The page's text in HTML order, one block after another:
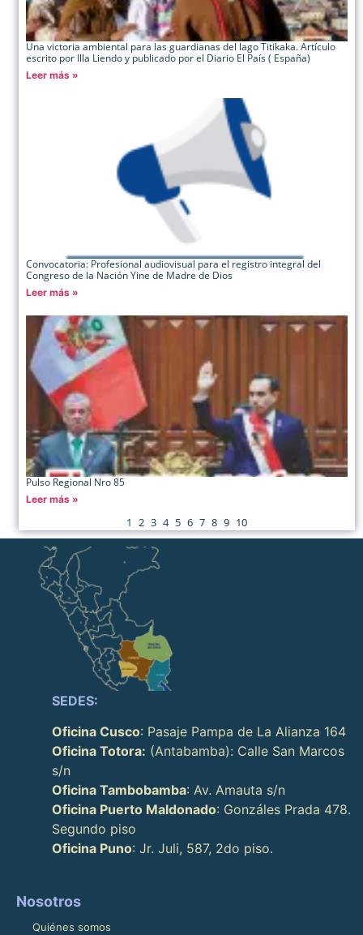
Una victoria ambiental para las guardianas del lago Titikaka. Artículo
escrito por Illa Liendo y publicado por el Diario El País ( España)
Leer más »
Convocatoria: Profesional audiovisual para el registro integral del
Congreso de la Nación Yine de Madre de Dios
Leer más »
Pulso Regional Nro 85
Leer más »
1 2 3 4 5 6 7 8 9 10
SEDES:
Oficina Cusco: Pasaje Pampa de La Alianza 164
Oficina Totora: (Antabamba): Calle San Marcos
s/n
Oficina Tambobamba: Av. Amauta s/n
Oficina Puerto Maldonado: Gonzáles Prada 478.
Segundo piso
Oficina Puno: Jr. Juli, 587, 2do piso.
Nosotros
Quiénes somos